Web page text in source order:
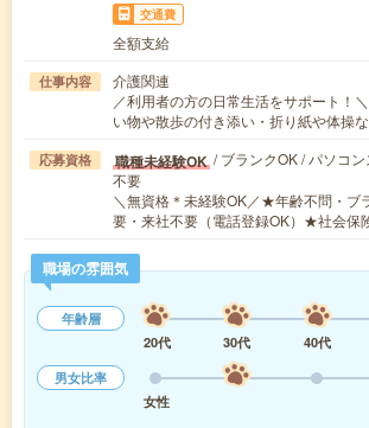
交通費
全額支給
仕事内容
介護関連
／利用者の方の日常生活をサポート
い物や散歩の付き添い・折り紙や体操
応募資格 職種未経験OK / ブランクOK / パソコ
不要
＼無資格＊未経験OK／★年齢不問・ブ
要・来社不要（電話登録OK）★社会保
職場の雰囲気
年齢層
20代
30代 40代
男女比率
女性